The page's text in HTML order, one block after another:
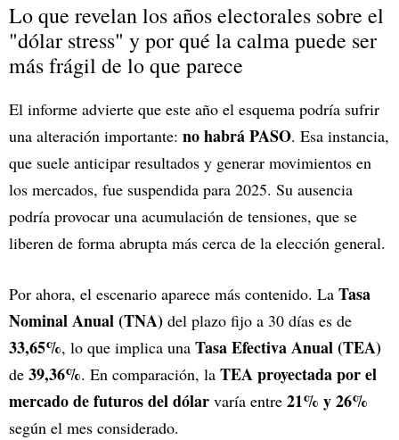
Lo que revelan los años electorales sobre el
"dólar stress" y por qué la calma puede ser
más frágil de lo que parece
El informe advierte que este año el esquema podría sufrir
una alteración importante: no habrá PASO. Esa instancia,
que suele anticipar resultados y generar movimientos en
los mercados, fue suspendida para 2025. Su ausencia
podría provocar una acumulación de tensiones, que se
liberen de forma abrupta más cerca de la elección general.
Por ahora, el escenario aparece más contenido. La Tasa
Nominal Anual (TNA) del plazo fijo a 30 días es de
33,65%, lo que implica una Tasa Efectiva Anual (TEA)
de 39,36%. En comparación, la TEA proyectada por el
mercado de futuros del dólar varía entre 21% y 26%
según el mes considerado.